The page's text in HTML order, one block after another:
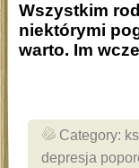
Wszystkim
niektórymi
warto. Im
Category:
depresja